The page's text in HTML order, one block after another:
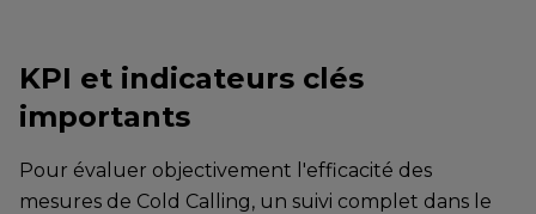
KPI et indicateurs clés
importants
Pour évaluer objectivement l'efficacité des
mesures de Cold Calling, un suivi complet dans le